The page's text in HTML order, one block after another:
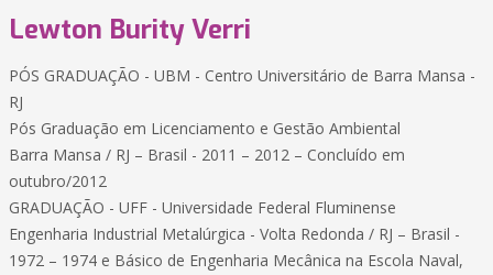
Lewton Burity Verri
PÓS GRADUAÇÃO - UBM - Centro Universitário de Barra Mansa -
RJ
Pós Graduação em Licenciamento e Gestão Ambiental
Barra Mansa / RJ – Brasil - 2011 – 2012 – Concluído em
outubro/2012
GRADUAÇÃO - UFF - Universidade Federal Fluminense
Engenharia Industrial Metalúrgica - Volta Redonda / RJ – Brasil -
1972 – 1974 e Básico de Engenharia Mecânica na Escola Naval,